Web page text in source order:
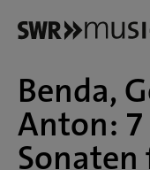
Benda,
Anton: 7
Sonaten